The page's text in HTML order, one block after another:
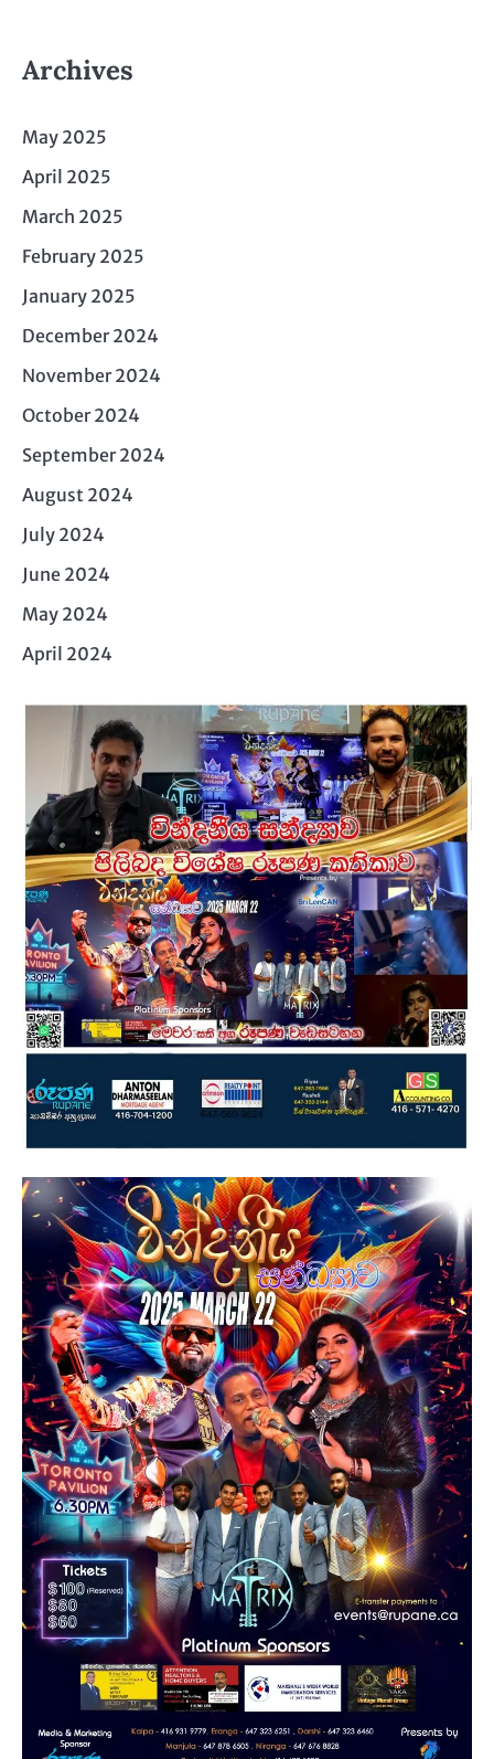
Archives
May 2025
April 2025
March 2025
February 2025
January 2025
December 2024
November 2024
October 2024
September 2024
August 2024
July 2024
June 2024
May 2024
April 2024